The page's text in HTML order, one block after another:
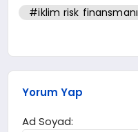
#iklim risk finansmanı
Yorum Yap
Ad Soyad: